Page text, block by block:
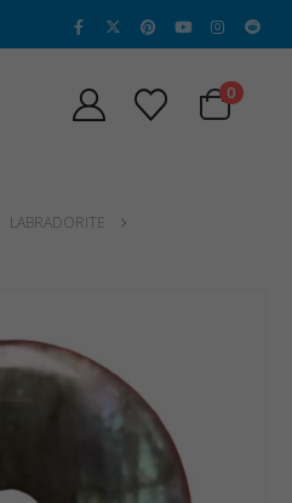
0
LABRADORITE